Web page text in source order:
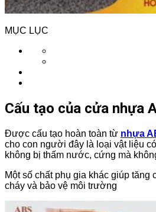
MỤC LỤC
Cấu tạo của cửa nhựa
Được cấu tạo hoàn toàn từ nhựa
cho con người đây là loại vật liệu
không bị thấm nước, cứng mà
Một số chất phụ gia khác giúp tăng
cháy và bảo vệ môi trường